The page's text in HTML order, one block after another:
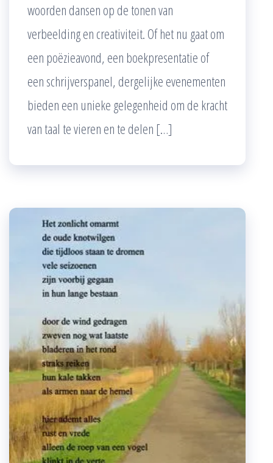
woorden dansen op de tonen van
verbeelding en creativiteit. Of het nu gaat om
een poëzieavond, een boekpresentatie of
een schrijverspanel, dergelijke evenementen
bieden een unieke gelegenheid om de kracht
van taal te vieren en te delen […]